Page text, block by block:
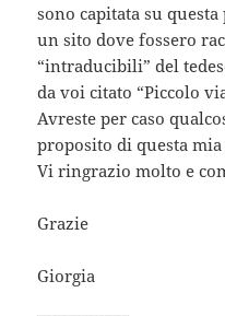
sono capitata su
un sito dove fossero
“intraducibili” del
da voi citato “Piccolo
Avreste per caso
proposito di questa mia
Vi ringrazio molto e
Grazie
Giorgia